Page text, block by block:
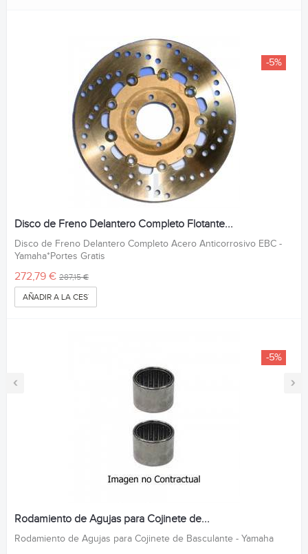
‹ ›
-5%
Disco de Freno Delantero Completo Flotante...
Disco de Freno Delantero Completo Acero Anticorrosivo EBC -
Yamaha*Portes Gratis
272,79 € 287,15 €
AÑADIR A LA CESTA
-5%
Rodamiento de Agujas para Cojinete de...
Rodamiento de Agujas para Cojinete de Basculante - Yamaha